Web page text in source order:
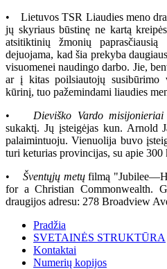
• Lietuvos TSR Liaudies meno
jų skyriaus būstinę ne kartą
atsitiktinių žmonių
dejuojama, kad šia prekyba
visuomenei naudingo darbo. Jie,
ar į kitas poilsiautojų susibūrimo
kūrinį, tuo pažemindami liaudies
• Dieviško Vardo misijonieriai
sukaktį. Jų įsteigėjas kun. Arnold
palaimintuoju. Vienuolija buvo
turi keturias provincijas, su apie
• Šventųjų metųfilmą
for a Christian Commonwealth.
draugijos adresu: 278 Broadview
Pradžia
SVETAINĖS STRUKTŪRA
Kontaktai
Numerių kopijos